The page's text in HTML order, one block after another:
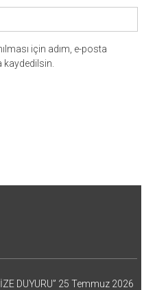
için adım, e-posta
kaydedilsin.
DUYURU” 25 Temmuz 2026